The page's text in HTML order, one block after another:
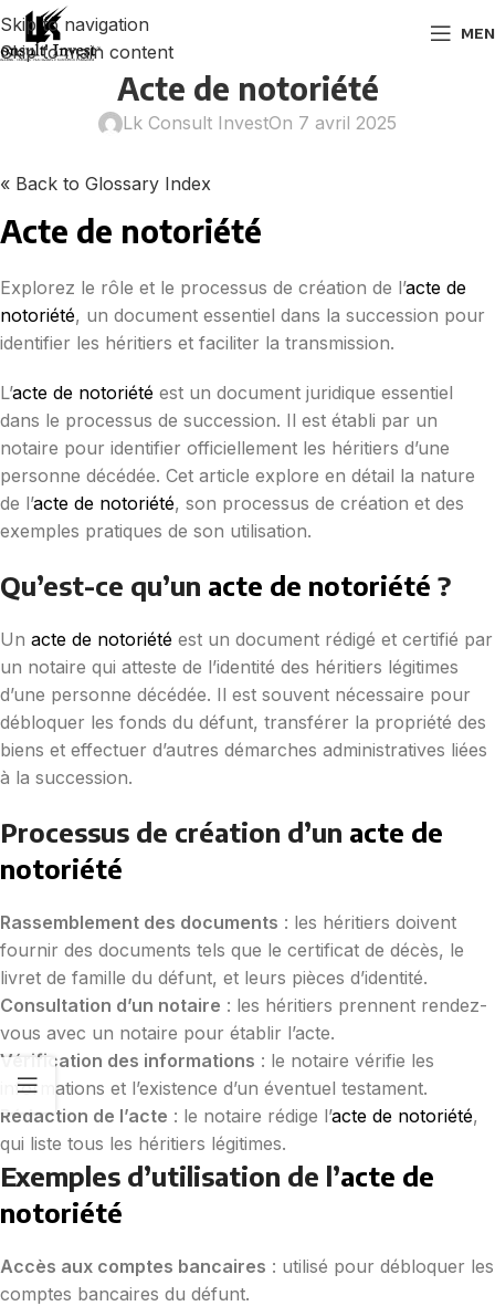
Skip to navigation
Skip to main content
Acte de notoriété
Lk Consult InvestOn 7 avril 2025
« Back to Glossary Index
Acte de notoriété
Explorez le rôle et le processus de création de l’acte de
notoriété, un document essentiel dans la succession pour
identifier les héritiers et faciliter la transmission.
L’acte de notoriété est un document juridique essentiel
dans le processus de succession. Il est établi par un
notaire pour identifier officiellement les héritiers d’une
personne décédée. Cet article explore en détail la nature
de l’acte de notoriété, son processus de création et des
exemples pratiques de son utilisation.
Qu’est-ce qu’un acte de notoriété ?
Un acte de notoriété est un document rédigé et certifié par
un notaire qui atteste de l’identité des héritiers légitimes
d’une personne décédée. Il est souvent nécessaire pour
débloquer les fonds du défunt, transférer la propriété des
biens et effectuer d’autres démarches administratives liées
à la succession.
Processus de création d’un acte de
notoriété
Rassemblement des documents : les héritiers doivent
fournir des documents tels que le certificat de décès, le
livret de famille du défunt, et leurs pièces d’identité.
Consultation d’un notaire : les héritiers prennent rendez-
vous avec un notaire pour établir l’acte.
Vérification des informations : le notaire vérifie les
informations et l’existence d’un éventuel testament.
Rédaction de l’acte : le notaire rédige l’acte de notoriété,
qui liste tous les héritiers légitimes.
Exemples d’utilisation de l’acte de
notoriété
Accès aux comptes bancaires : utilisé pour débloquer les
comptes bancaires du défunt.